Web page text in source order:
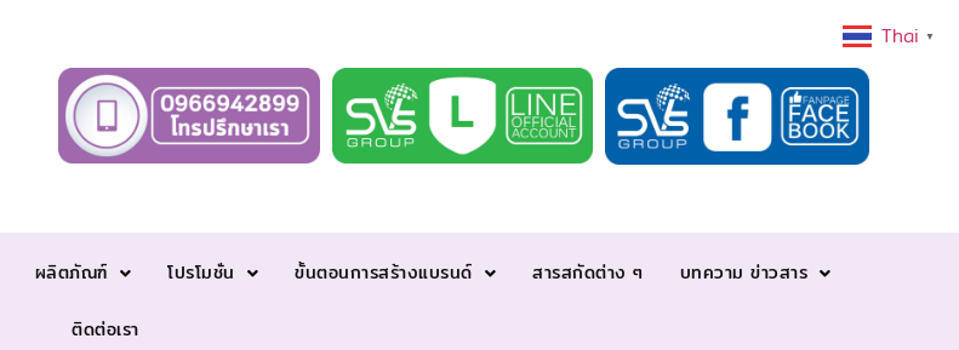
ผลิตภัณฑ์ โปรโมชั่น ขั้นตอนการสร้างแบรนด์ สารสกัดต่าง ๆ บทความ ข่าวสาร
ติดต่อเรา
Thai ▼